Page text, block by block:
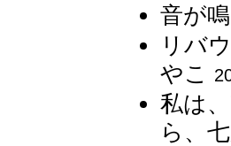
音が
リバ
やこ
私は
ら、